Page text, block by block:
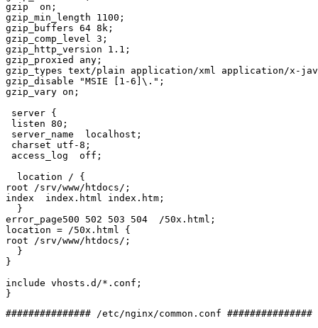
gzip
  on;
gzip_min_length 1100 ;
gzip_buffers 64 8k;
gzip_comp_level 3 ;
gzip_http_version 1.1 ;
gzip_proxied any;
gzip_types text /plain application /xml application /x-
gzip_disable
"MSIE [1-6]\." ;
gzip_vary on;
server {
listen 80 ;
server_name  localhost;
charset utf-8 ;
access_log  off;
  location
/
{
root
/srv /www/ htdocs / ;
index  index.html index.htm;
}
error_page500 502 503 504 /50x.html;
location =
/50x.html {
root
/srv /www/ htdocs / ;
}
}
include vhosts.d /*
}
############### /etc/nginx/common.conf ###############